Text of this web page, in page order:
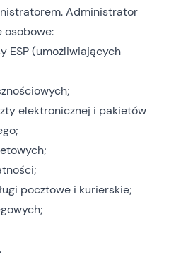
Administrator
osobowe:
ESP (umożliwiających
elektronicznej i pakietów
pocztowe i kurierskie;